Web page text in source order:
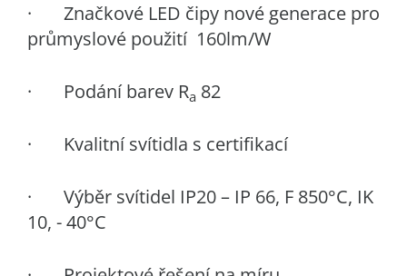
· Značkové LED čipy nové generace pro
průmyslové použití 160lm/W
· Podání barev Ra 82
· Kvalitní svítidla s certifikací
· Výběr svítidel IP20 – IP 66, F 850°C, IK
10, - 40°C